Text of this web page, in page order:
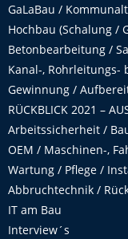
GaLaBau /
Hochbau (Schalung /
Betonbearbeitung /
Kanal-, Rohrleitungs-
Gewinnung /
RÜCKBLICK 2021 –
Arbeitssicherheit /
OEM / Maschinen-,
Wartung / Pflege /
Abbruchtechnik /
IT am Bau
Interview´s